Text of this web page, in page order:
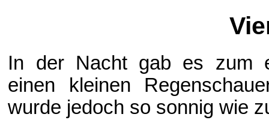
In der Nacht gab es zum
einen kleinen
wurde jedoch so sonnig wie